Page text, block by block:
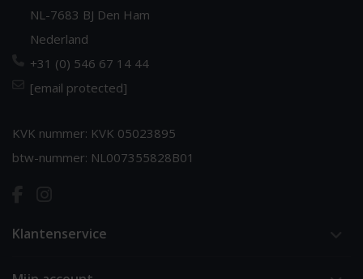
NL-7683 BJ Den Ham
Nederland
+31 (0) 546 67 14 44
[email protected]
KVK nummer: KVK 05023895
btw-nummer: NL007355828B01
Klantenservice